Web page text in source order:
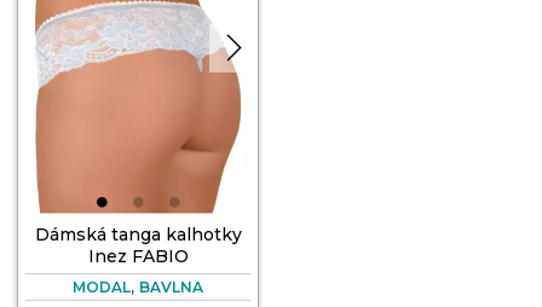
Dámská tanga kalhotky
Inez FABIO
MODAL, BAVLNA